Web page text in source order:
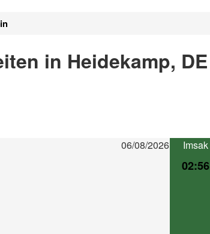
in Heidekamp, DE
06/08/2026 Imsak
02:56